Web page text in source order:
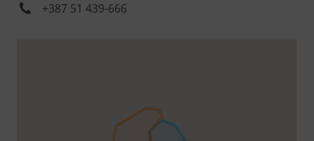
+387 51 439-666